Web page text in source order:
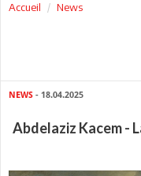
Accueil News
NEWS - 18.04.2025
Abdelaziz Kacem -